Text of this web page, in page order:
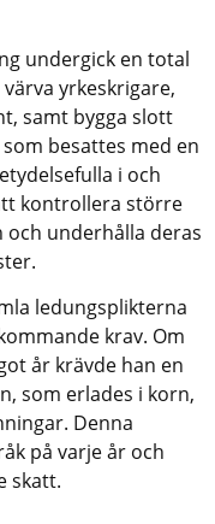
undergick en total
yrkeskrigare,
samt bygga slott
besattes med en
i och
kontrollera större
och underhålla deras
ledungsplikterna
krav. Om
år krävde han en
som erlades i korn,
Denna
på varje år och
skatt.